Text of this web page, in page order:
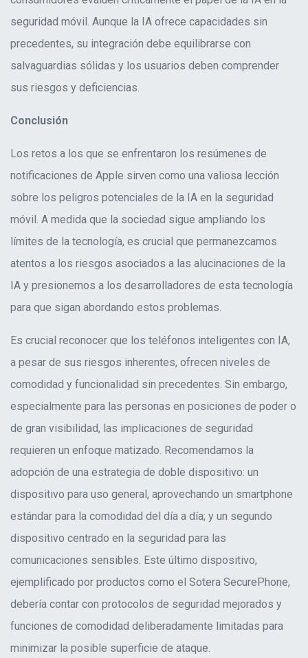
seguridad móvil. Aunque la IA ofrece capacidades sin
precedentes, su integración debe equilibrarse con
salvaguardias sólidas y los usuarios deben comprender
sus riesgos y deficiencias.
Conclusión
Los retos a los que se enfrentaron los resúmenes de
notificaciones de Apple sirven como una valiosa lección
sobre los peligros potenciales de la IA en la seguridad
móvil. A medida que la sociedad sigue ampliando los
límites de la tecnología, es crucial que permanezcamos
atentos a los riesgos asociados a las alucinaciones de la
IA y presionemos a los desarrolladores de esta tecnología
para que sigan abordando estos problemas.
Es crucial reconocer que los teléfonos inteligentes con IA,
a pesar de sus riesgos inherentes, ofrecen niveles de
comodidad y funcionalidad sin precedentes. Sin embargo,
especialmente para las personas en posiciones de poder o
de gran visibilidad, las implicaciones de seguridad
requieren un enfoque matizado. Recomendamos la
adopción de una estrategia de doble dispositivo: un
dispositivo para uso general, aprovechando un smartphone
estándar para la comodidad del día a día; y un segundo
dispositivo centrado en la seguridad para las
comunicaciones sensibles. Este último dispositivo,
ejemplificado por productos como el Sotera SecurePhone,
debería contar con protocolos de seguridad mejorados y
funciones de comodidad deliberadamente limitadas para
minimizar la posible superficie de ataque.